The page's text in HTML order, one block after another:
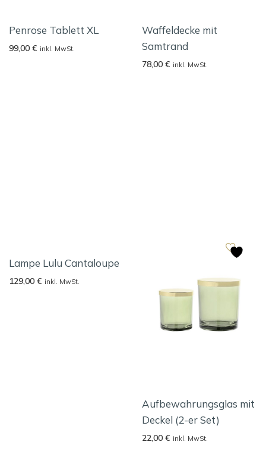
Penrose Tablett XL
99,00 € inkl. MwSt.
Waffeldecke mit
Samtrand
78,00 € inkl. MwSt.
Lampe Lulu Cantaloupe
129,00 € inkl. MwSt.
Aufbewahrungsglas mit
Deckel (2-er Set)
22,00 € inkl. MwSt.